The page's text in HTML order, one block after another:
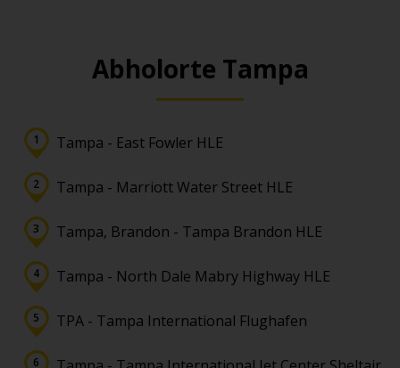
Abholorte Tampa
Tampa - East Fowler HLE
Tampa - Marriott Water Street HLE
Tampa, Brandon - Tampa Brandon HLE
Tampa - North Dale Mabry Highway HLE
TPA - Tampa International Flughafen